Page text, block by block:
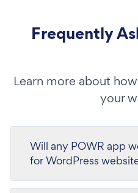
Frequently
Learn more about
your
Will any POWR app
for WordPress